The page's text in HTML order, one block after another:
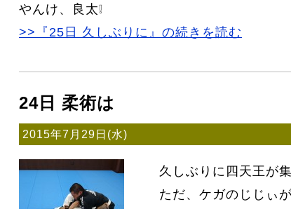
やんけ、良太❕
>>『25日 久しぶりに』の続きを読む
24日 柔術は
2015年7月29日(水)
久しぶりに四天王が
ただ、ケガのじじぃ